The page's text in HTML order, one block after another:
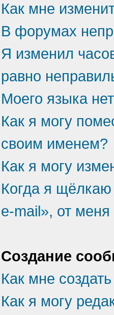
Как мне
В форумах
Я изменил
равно
Моего языка
Как я могу
своим именем?
Как я могу
Когда я
e-mail», от
Создание
Как мне
Как я могу